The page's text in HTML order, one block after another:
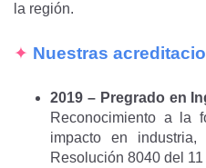
la región.
✦ Nuestras
2019 – Pregrado en
Reconocimiento a la
impacto en industria,
Resolución 8040 del